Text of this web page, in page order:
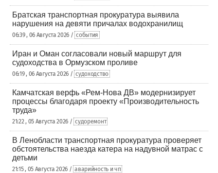
Братская транспортная прокуратура выявила
нарушения на девяти причалах водохранилищ
06:39 , 06 Августа 2026 / события
Иран и Оман согласовали новый маршрут для
судоходства в Ормузском проливе
06:19 , 06 Августа 2026 / судоходство
Камчатская верфь «Рем-Нова ДВ» модернизирует
процессы благодаря проекту «Производительность
труда»
21:22 , 05 Августа 2026 / судоремонт
В Ленобласти транспортная прокуратура проверяет
обстоятельства наезда катера на надувной матрас с
детьми
21:15 , 05 Августа 2026 / аварийность и чп